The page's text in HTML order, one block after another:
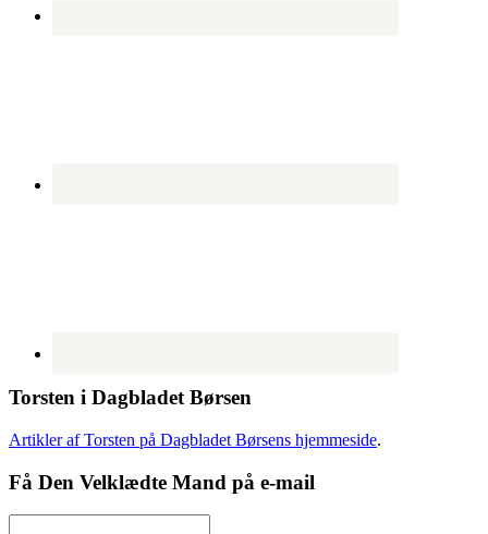
Torsten i Dagbladet Børsen
Artikler af Torsten på Dagbladet Børsens hjemmeside.
Få Den Velklædte Mand på e-mail